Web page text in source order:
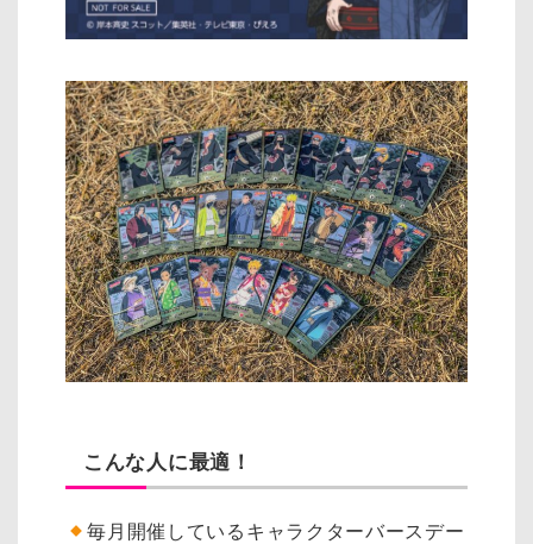
こんな人に最適！
毎月開催しているキャラクターバースデー